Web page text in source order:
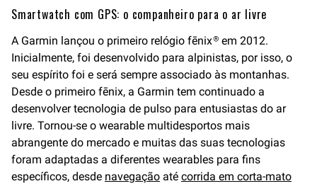
Smartwatch com GPS: o companheiro para o ar livre
A Garmin lançou o primeiro relógio fēnix® em 2012.
Inicialmente, foi desenvolvido para alpinistas, por isso, o
seu espírito foi e será sempre associado às montanhas.
Desde o primeiro fēnix, a Garmin tem continuado a
desenvolver tecnologia de pulso para entusiastas do ar
livre. Tornou-se o wearable multidesportos mais
abrangente do mercado e muitas das suas tecnologias
foram adaptadas a diferentes wearables para fins
específicos, desde navegação até corrida em corta-mato